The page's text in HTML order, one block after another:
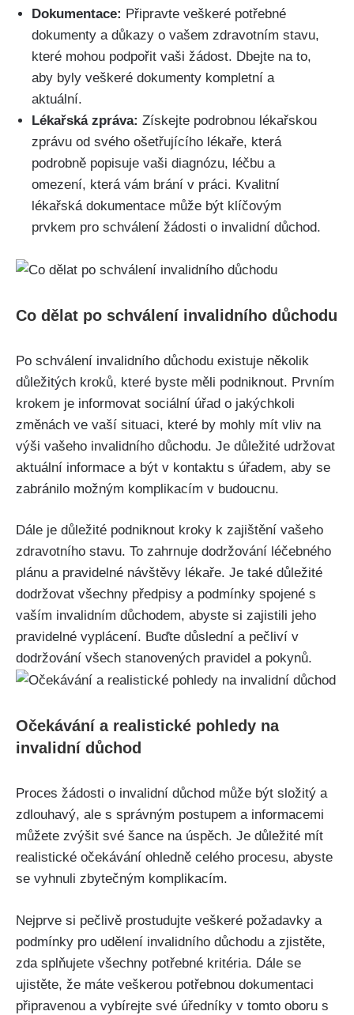
Dokumentace: Připravte veškeré potřebné
dokumenty a důkazy o vašem zdravotním stavu,
které mohou podpořit vaši žádost. Dbejte na to,
aby byly veškeré dokumenty kompletní a
aktuální.
Lékařská zpráva: Získejte podrobnou lékařskou
zprávu od svého ošetřujícího lékaře, která
podrobně popisuje vaši diagnózu, léčbu a
omezení, která vám brání v práci. Kvalitní
lékařská dokumentace může být klíčovým
prvkem pro schválení žádosti o invalidní důchod.
Co dělat po schválení invalidního důchodu
Po schválení invalidního důchodu existuje několik
důležitých kroků, které byste měli podniknout. Prvním
krokem je informovat sociální úřad o jakýchkoli
změnách ve vaší situaci, které by mohly mít vliv na
výši vašeho invalidního důchodu. Je důležité udržovat
aktuální informace a být v kontaktu s úřadem, aby se
zabránilo možným komplikacím v budoucnu.
Dále je důležité podniknout kroky k zajištění vašeho
zdravotního stavu. To zahrnuje dodržování léčebného
plánu a pravidelné návštěvy lékaře. Je také důležité
dodržovat všechny předpisy a podmínky spojené s
vaším invalidním důchodem, abyste si zajistili jeho
pravidelné vyplácení. Buďte důslední a pečliví v
dodržování všech stanovených pravidel a pokynů.
Očekávání a realistické pohledy na
invalidní důchod
Proces žádosti o invalidní důchod může být složitý a
zdlouhavý, ale s správným postupem a informacemi
můžete zvýšit své šance na úspěch. Je důležité mít
realistické očekávání ohledně celého procesu, abyste
se vyhnuli zbytečným komplikacím.
Nejprve si pečlivě prostudujte veškeré požadavky a
podmínky pro udělení invalidního důchodu a zjistěte,
zda splňujete všechny potřebné kritéria. Dále se
ujistěte, že máte veškerou potřebnou dokumentaci
připravenou a vybírejte své úředníky v tomto oboru s